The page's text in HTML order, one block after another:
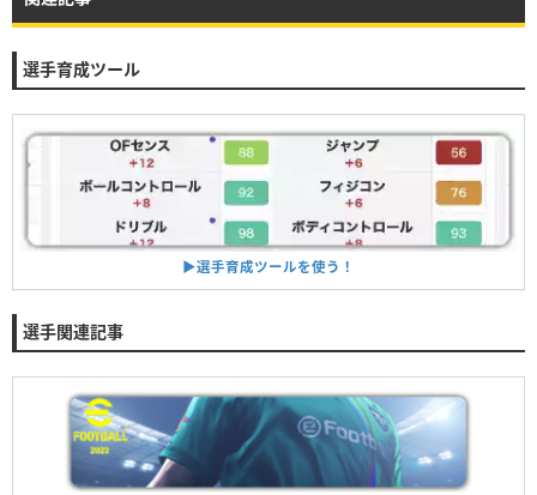
選手育成ツール
▶︎選手育成ツールを使う！
選手関連記事